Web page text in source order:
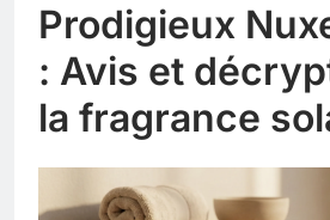
Prodigieux
: Avis et
la fragrance